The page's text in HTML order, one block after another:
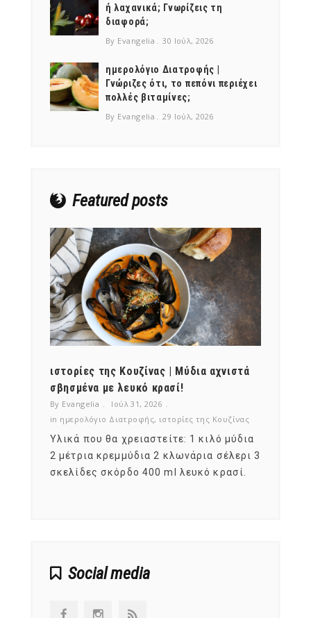
ή λαχανικά; Γνωρίζεις τη
διαφορά;
By Evangelia 30 Ιούλ, 2026
ημερολόγιο Διατροφής |
Γνώριζες ότι, το πεπόνι περιέχει
πολλές βιταμίνες;
By Evangelia 29 Ιούλ, 2026
Featured posts
ιστορίες της Κουζίνας | Μύδια αχνιστά
σβησμένα με λευκό κρασί!
By Evangelia
Ιούλ 31, 2026
in ημερολόγιο Διατροφής, ιστορίες της Κουζίνας
Υλικά που θα χρειαστείτε: 1 κιλό μύδια
2 μέτρια κρεμμύδια 2 κλωνάρια σέλερι 3
σκελίδες σκόρδο 400 ml λευκό κρασί.
Social media
NEWSLETTER
mel
y updates
fro
m